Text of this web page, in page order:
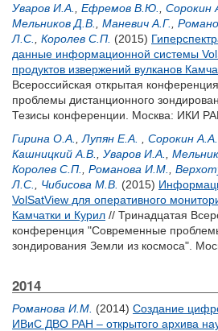
Уваров И.А.
Ефремов В.Ю. Сорокин
Мельников Д.В.
Маневич А.Г.
Л.С.
Королев С.П. (2015)
данные информационной системы
продуктов извержений вулканов
Всероссийская открытая
проблемы дистанционного
Тезисы конференции. Москва: ИКИ
Гирина О.А.
Лупян Е.А. Сорокин А.А.
Кашницкий А.В.
Уваров И.А.
Королев С.П.
Романова И.М.
Л.С.
Чибисова М.В. (2015)
VolSatView для оперативного
Камчатки и Курил // Тринадцатая
конференция "Современные
зондирования Земли из космоса".
2014
Романова И.М. (2014) Создание
ИВиС ДВО РАН – открытого архива